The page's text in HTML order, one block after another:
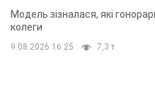
модельної кар’єри
Модель зізналася, які
колеги
9.08.2026 16:25 7,3 т.